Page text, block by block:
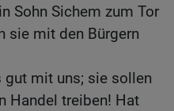
Sohn Sichem zum Tor
sie mit den Bürgern
gut mit uns; sie sollen
Handel treiben! Hat